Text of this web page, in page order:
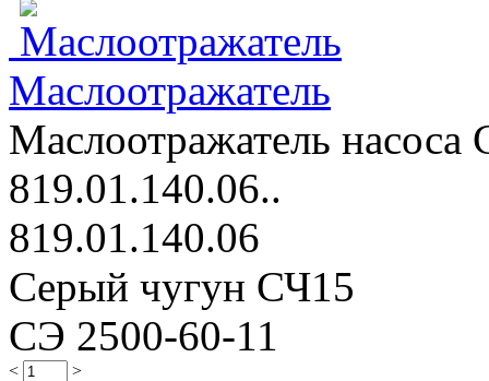
Маслоотражатель
Маслоотражатель
819.01.140.06..
819.01.140.06
Серый чугун СЧ15
СЭ 2500-60-11
< >